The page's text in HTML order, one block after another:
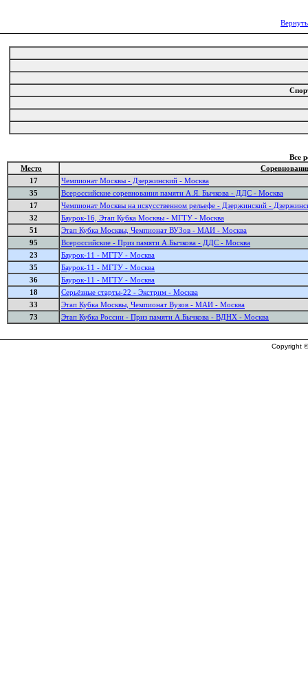
Все
Место
17
Чемпионат Москвы - Дзержинский - Москва
35
Всероссийские соревнования памяти А.Я. Бычкова - ДДС - Москва
17
Чемпионат Москвы на искусственном рельефе - Дзержинский -
32
Баурок-16, Этап Кубка Москвы - МГТУ - Москва
51
Этап Кубка Москвы, Чемпионат ВУЗов - МАИ - Москва
95
Всероссийские - Приз памяти А.Бычкова - ДДС - Москва
23
Баурок-11 - МГТУ - Москва
35
Баурок-11 - МГТУ - Москва
36
Баурок-11 - МГТУ - Москва
18
Серьёзные старты-22 - Экстрим - Москва
33
Этап Кубка Москвы, Чемпионат Вузов - МАИ - Москва
73
Этап Кубка России - Приз памяти А.Бычкова - ВДНХ - Москва
Copyright